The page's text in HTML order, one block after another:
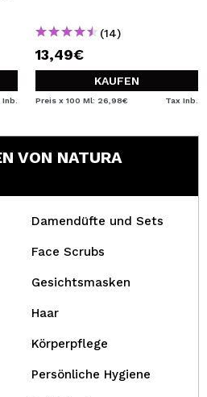
(14)
13,49€
KAUFEN
Preis x 100 Ml: 26,98€ Tax Inb.
VON NATURA
Damendüfte und Sets
Face Scrubs
Gesichtsmasken
Haar
Körperpflege
Persönliche Hygiene